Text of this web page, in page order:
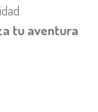
tu aventura